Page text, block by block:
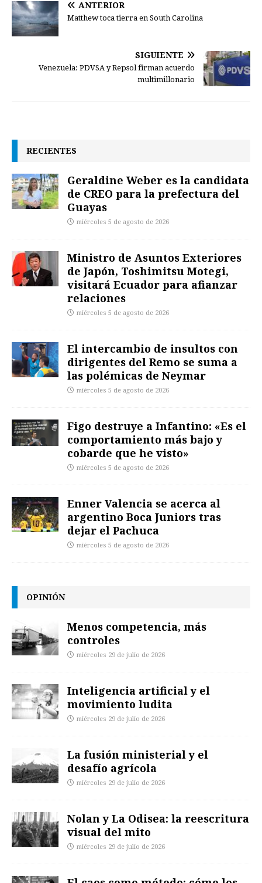
ANTERIOR
Matthew toca tierra en South Carolina
SIGUIENTE
Venezuela: PDVSA y Repsol firman acuerdo
multimillonario
RECIENTES
Geraldine Weber es la candidata
de CREO para la prefectura del
Guayas
miércoles 5 de agosto de 2026
Ministro de Asuntos Exteriores
de Japón, Toshimitsu Motegi,
visitará Ecuador para afianzar
relaciones
miércoles 5 de agosto de 2026
El intercambio de insultos con
dirigentes del Remo se suma a
las polémicas de Neymar
miércoles 5 de agosto de 2026
Figo destruye a Infantino: «Es el
comportamiento más bajo y
cobarde que he visto»
miércoles 5 de agosto de 2026
Enner Valencia se acerca al
argentino Boca Juniors tras
dejar el Pachuca
miércoles 5 de agosto de 2026
OPINIÓN
Menos competencia, más
controles
miércoles 29 de julio de 2026
Inteligencia artificial y el
movimiento ludita
miércoles 29 de julio de 2026
La fusión ministerial y el
desafío agrícola
miércoles 29 de julio de 2026
Nolan y La Odisea: la reescritura
visual del mito
miércoles 29 de julio de 2026